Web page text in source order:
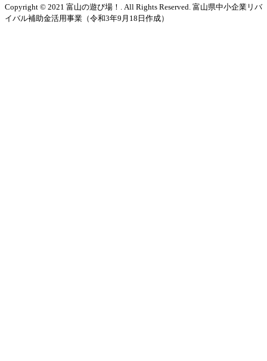
Copyright © 2021 富山の遊び場！. All Rights Reserved. 富山県中小企業リバ
イバル補助金活用事業（令和3年9月18日作成）